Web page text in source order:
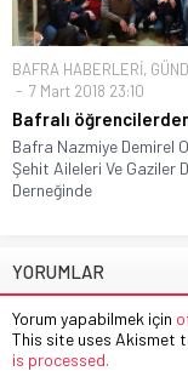
BAFRA HABERLERİ,
7 Mart 2018 23:10
Bafralı
Bafra Nazmiye Demirel
Şehit Aileleri Ve Gaziler
Derneğinde
YORUMLAR
Yorum yapabilmek için
This site uses Akismet
is processed.